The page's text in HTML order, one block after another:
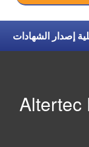
إصدار الشهادات
Altertec